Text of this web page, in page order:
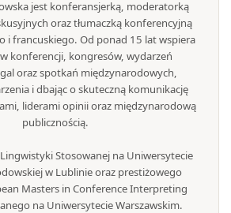
jest konferansjerką, moderatorką
oraz tłumaczką konferencyjną
i francuskiego. Od ponad 15 lat wspiera
konferencji, kongresów, wydarzeń
oraz spotkań międzynarodowych,
i dbając o skuteczną komunikację
liderami opinii oraz międzynarodową
publicznością.
Stosowanej na Uniwersytecie
w Lublinie oraz prestiżowego
Masters in Conference Interpreting
na Uniwersytecie Warszawskim.